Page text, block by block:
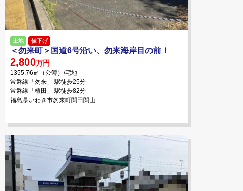
土地 値下げ
＜勿来町＞国道6号沿い、勿来海岸目の前！
2,800万円
1355.76㎡（公簿）/宅地
常磐線「勿来」 駅徒歩25分
常磐線「植田」 駅徒歩82分
福島県いわき市勿来町関田関山